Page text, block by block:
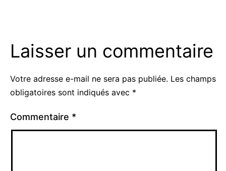
Laisser un commentaire
Votre adresse e-mail ne sera pas publiée. Les champs
obligatoires sont indiqués avec *
Commentaire *